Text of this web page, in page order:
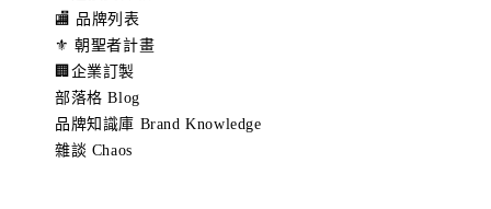
🏬 品牌列表
⚜️ 朝聖者計畫
🏢企業訂製
部落格 Blog
品牌知識庫 Brand Knowledge
雜談 Chaos